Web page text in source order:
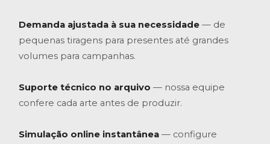
Demanda ajustada à sua necessidade — de
pequenas tiragens para presentes até grandes
volumes para campanhas.
Suporte técnico no arquivo — nossa equipe
confere cada arte antes de produzir.
Simulação online instantânea — configure